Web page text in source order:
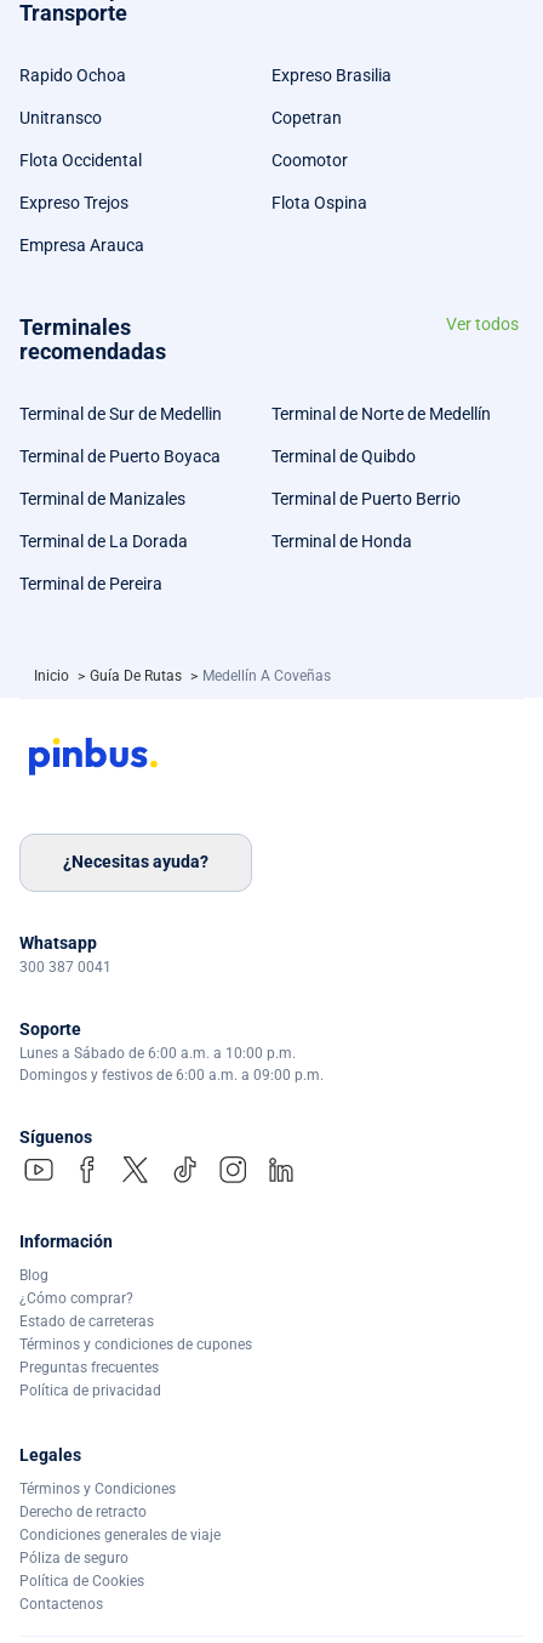
Transporte
Rapido Ochoa Expreso Brasilia
Unitransco Copetran
Flota Occidental Coomotor
Expreso Trejos Flota Ospina
Empresa Arauca
Terminales
recomendadas
Ver todos
Terminal de Sur de Medellin Terminal de Norte de Medellín
Terminal de Puerto Boyaca Terminal de Quibdo
Terminal de Manizales Terminal de Puerto Berrio
Terminal de La Dorada Terminal de Honda
Terminal de Pereira
Inicio > Guía De Rutas > Medellín A Coveñas
¿Necesitas ayuda?
Whatsapp
300 387 0041
Soporte
Lunes a Sábado de 6:00 a.m. a 10:00 p.m.
Domingos y festivos de 6:00 a.m. a 09:00 p.m.
Síguenos
Información
Blog
¿Cómo comprar?
Estado de carreteras
Términos y condiciones de cupones
Preguntas frecuentes
Política de privacidad
Legales
Términos y Condiciones
Derecho de retracto
Condiciones generales de viaje
Póliza de seguro
Política de Cookies
Contactenos